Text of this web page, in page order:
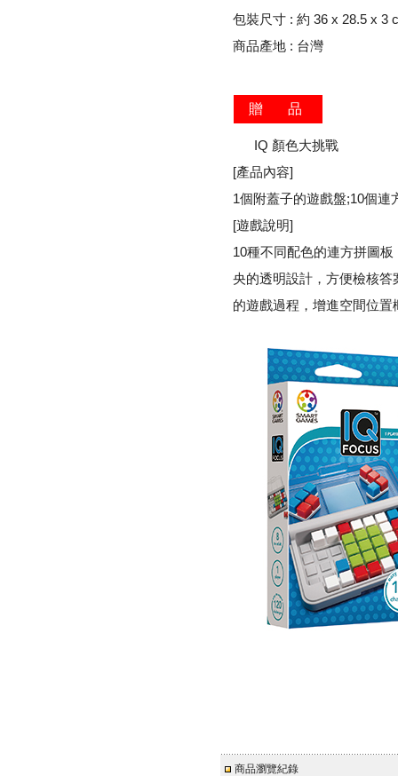
包裝尺寸 : 約 36 x 28.5 x 3
商品產地 : 台灣
贈 品
IQ 顏色大挑戰
[產品內容]
1個附蓋子的遊戲盤;10個連
[遊戲說明]
10種不同配色的連方拼圖
央的透明設計，方便檢核
的遊戲過程，增進空間位
商品瀏覽紀錄